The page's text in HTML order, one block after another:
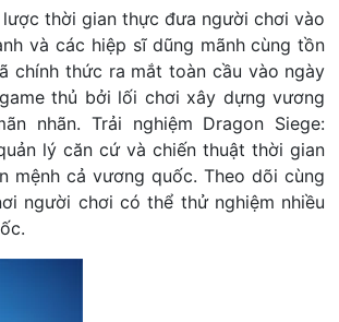
thời gian thực đưa người chơi vào
và các hiệp sĩ dũng mãnh cùng tồn
chính thức ra mắt toàn cầu vào ngày
thủ bởi lối chơi xây dựng vương
nhãn. Trải nghiệm Dragon Siege:
lý căn cứ và chiến thuật thời gian
mệnh cả vương quốc. Theo dõi cùng
người chơi có thể thử nghiệm nhiều